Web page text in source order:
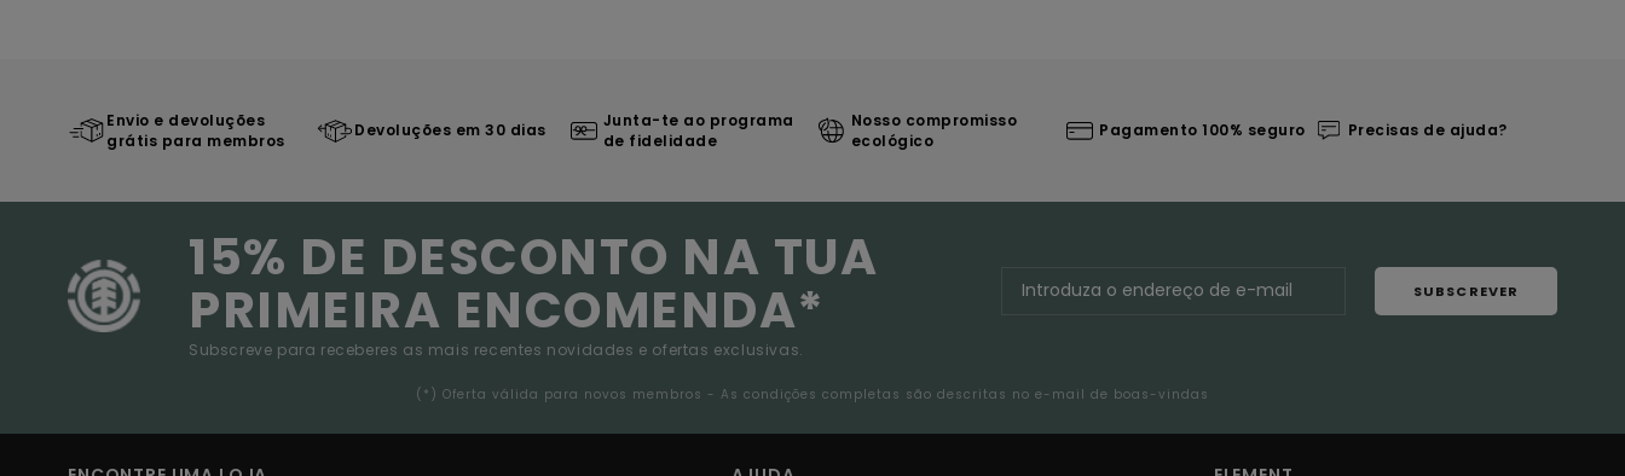
Envio e devoluções
grátis para membros
Devoluções em 30 dias
Junta-te ao programa
de fidelidade
Nosso compromisso
ecológico
Pagamento 100% seguro Precisas de ajuda?
15% DE DESCONTO NA TUA
PRIMEIRA ENCOMENDA*
Subscreve para receberes as mais recentes novidades e ofertas exclusivas.
SUBSCREVER
(*) Oferta válida para novos membros - As condições completas são descritas no e-mail de boas-vindas